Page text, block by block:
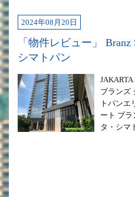
2024年08月20日
「物件レビュー」
シマトパン
JAKARTA
ブランズ
トパンエ
ート ブ
タ・シマ